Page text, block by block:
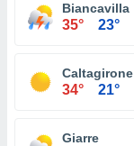
Biancavilla
35° 23°
Caltagirone
34° 21°
Giarre